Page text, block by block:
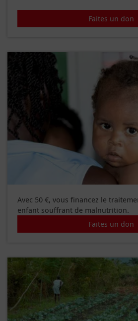
Faites un don
Avec 50 €, vous financez le
enfant souffrant de malnutrition.
Faites un don